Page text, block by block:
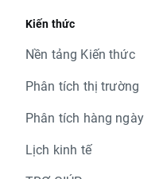
Kiến thức
Nền tảng Kiến thức
Phân tích thị trường
Phân tích hàng ngày
Lịch kinh tế